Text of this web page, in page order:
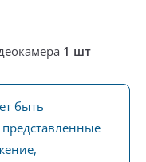
1 шт
быть